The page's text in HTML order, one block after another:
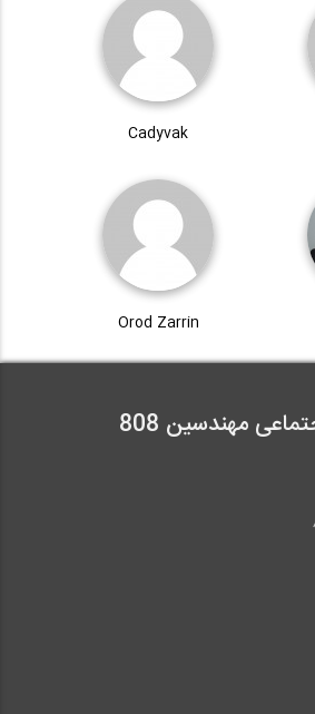
Cadyvak
Orod Zarrin
مهندسین 808